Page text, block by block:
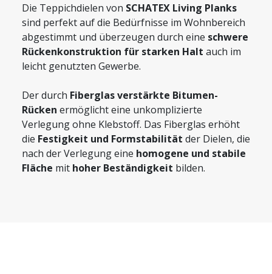
Die Teppichdielen von SCHATEX Living Planks
sind perfekt auf die Bedürfnisse im Wohnbereich
abgestimmt und überzeugen durch eine schwere
Rückenkonstruktion für starken Halt auch im
leicht genutzten Gewerbe.
Der durch Fiberglas verstärkte Bitumen-
Rücken ermöglicht eine unkomplizierte
Verlegung ohne Klebstoff. Das Fiberglas erhöht
die Festigkeit und Formstabilität der Dielen, die
nach der Verlegung eine homogene und stabile
Fläche mit hoher Beständigkeit bilden.